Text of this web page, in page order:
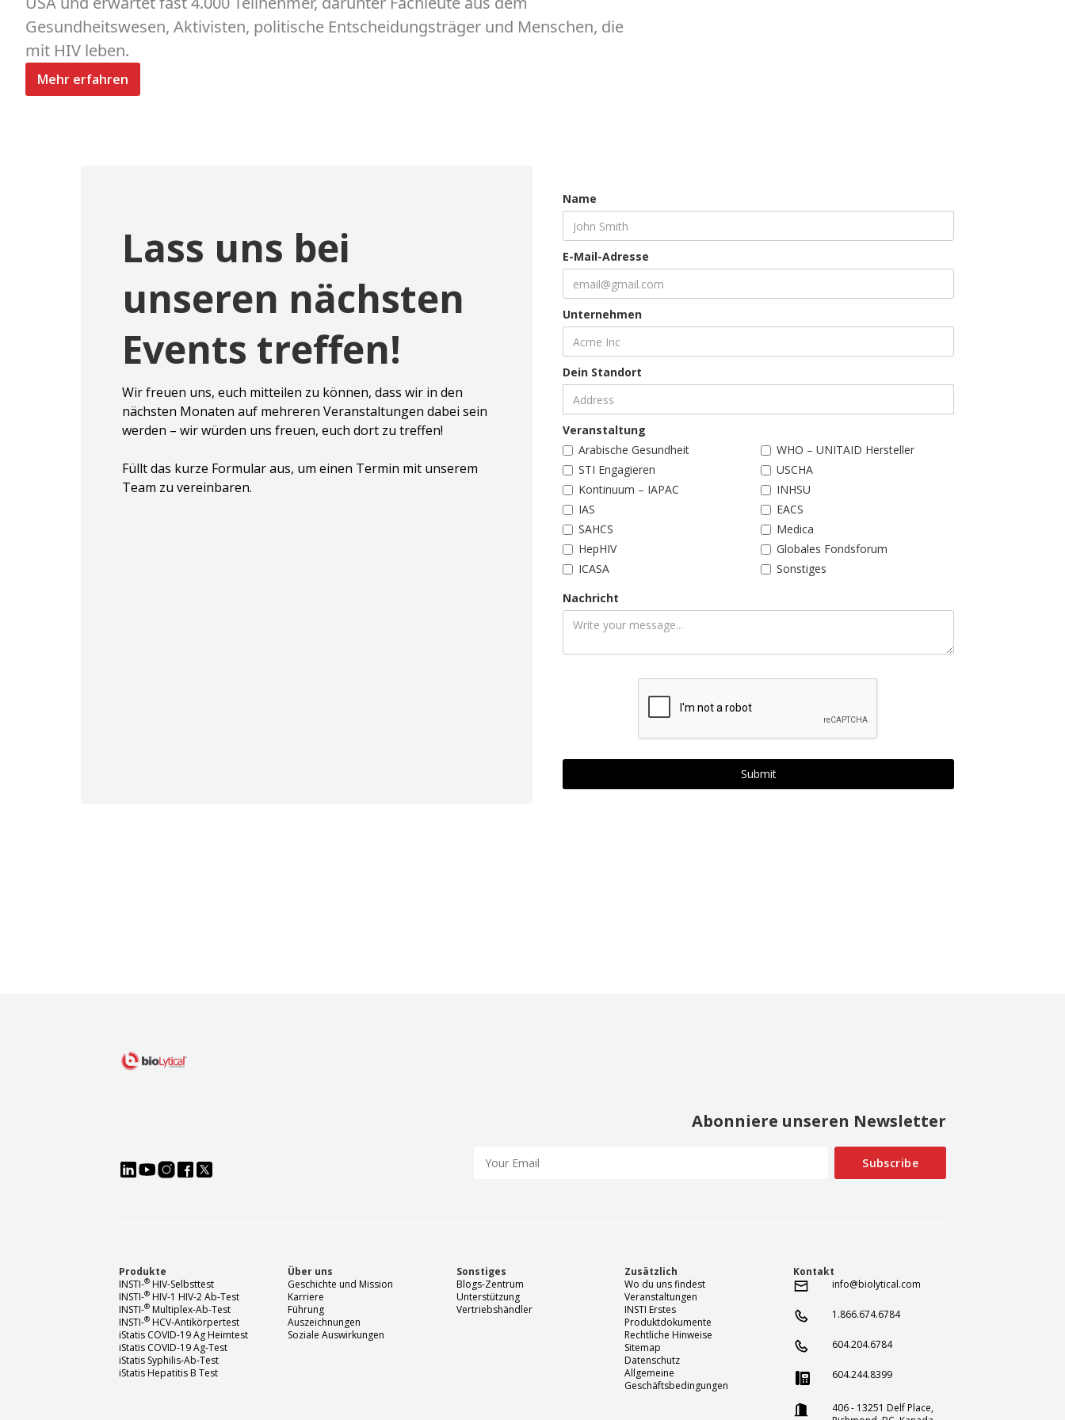
Gesundheitswesen, Aktivisten, politische Entscheidungsträger und Menschen, die
mit HIV leben.
Mehr erfahren
Lass uns bei
unseren nächsten
Events treffen!
Wir freuen uns, euch mitteilen zu können, dass wir in den
nächsten Monaten auf mehreren Veranstaltungen dabei sein
werden – wir würden uns freuen, euch dort zu treffen!
Füllt das kurze Formular aus, um einen Termin mit unserem
Team zu vereinbaren.
Name
E-Mail-Adresse
Unternehmen
Dein Standort
Veranstaltung
Arabische Gesundheit
STI Engagieren
Kontinuum – IAPAC
IAS
SAHCS
HepHIV
ICASA
WHO – UNITAID Hersteller
USCHA
INHSU
EACS
Medica
Globales Fondsforum
Sonstiges
Nachricht
Abonniere unseren Newsletter
Produkte
INSTI-® HIV-Selbsttest
INSTI-® HIV-1 HIV-2 Ab-Test
INSTI-® Multiplex-Ab-Test
INSTI-® HCV-Antikörpertest
iStatis COVID-19 Ag Heimtest
iStatis COVID-19 Ag-Test
iStatis Syphilis-Ab-Test
iStatis Hepatitis B Test
Über uns
Geschichte und Mission
Karriere
Führung
Auszeichnungen
Soziale Auswirkungen
Sonstiges
Blogs-Zentrum
Unterstützung
Vertriebshändler
Zusätzlich
Wo du uns findest
Veranstaltungen
INSTI Erstes
Produktdokumente
Rechtliche Hinweise
Sitemap
Datenschutz
Allgemeine
Geschäftsbedingungen
Kontakt
info@biolytical.com
1.866.674.6784
604.204.6784
604.244.8399
406 - 13251 Delf Place,